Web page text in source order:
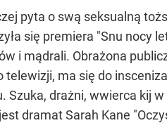
pyta o swą seksualną
się premiera "Snu nocy
i mądrali. Obrażona
ma się do
drażni, wwierca kij
dramat Sarah Kane